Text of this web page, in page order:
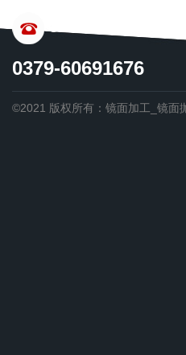
CONTACT US
0379-60691676
©2021 版权所有：镜面加工_镜